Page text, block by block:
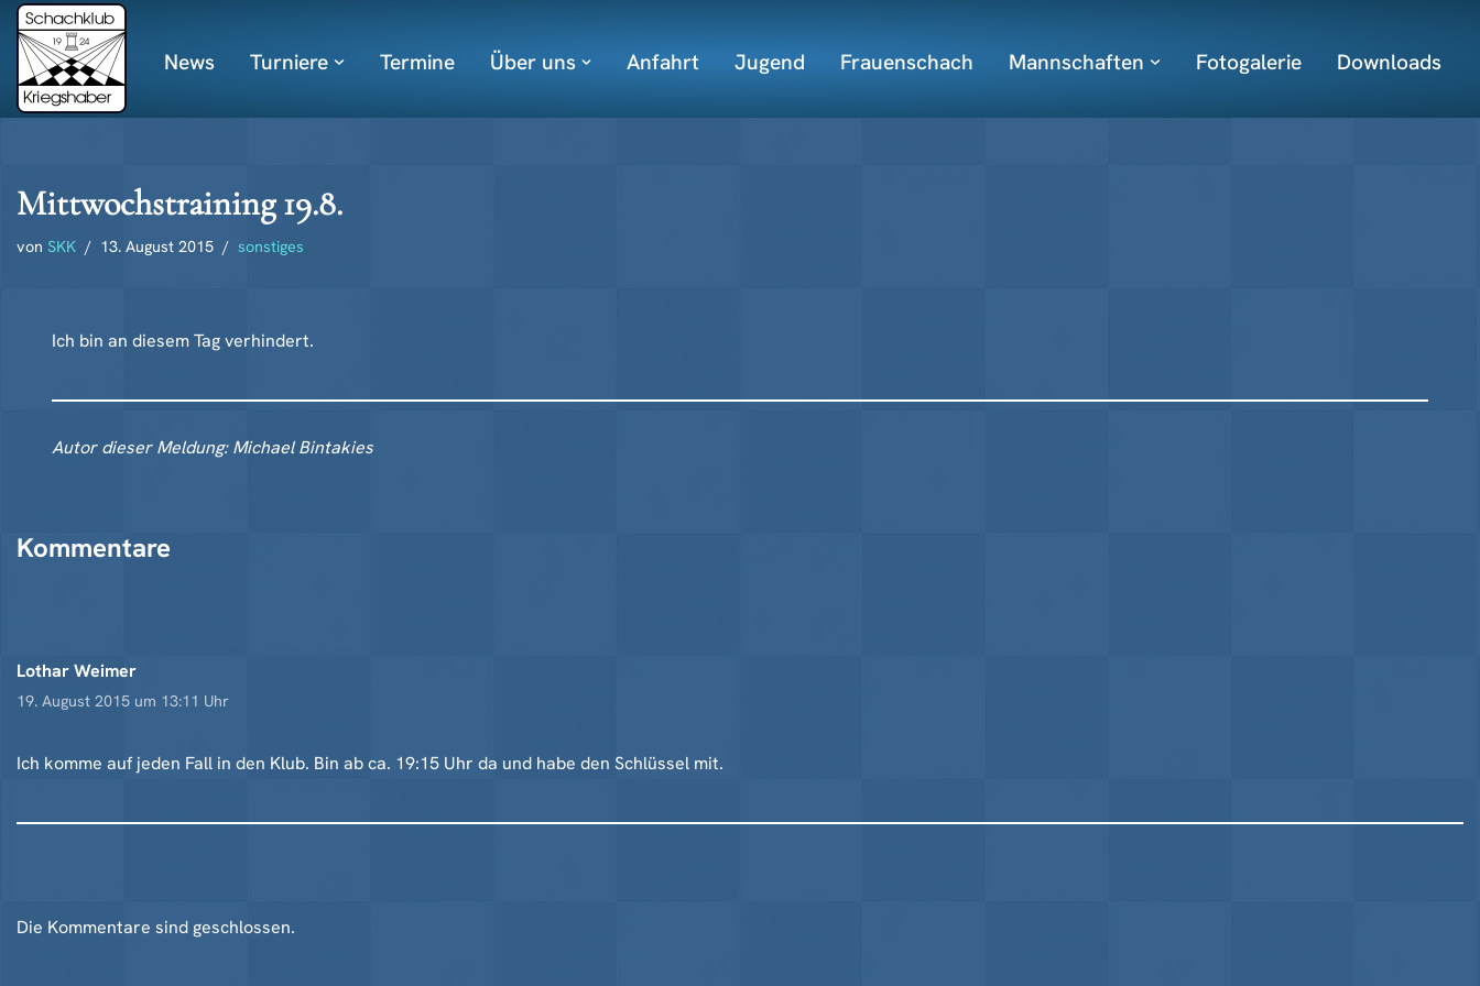
Zum
Inhalt
springen
News Turniere Termine Über uns Anfahrt Jugend Frauenschach Mannschaften Fotogalerie Downloads
Mittwochstraining 19.8.
von SKK 13. August 2015 sonstiges
Ich bin an diesem Tag verhindert.
Autor dieser Meldung: Michael Bintakies
Kommentare
Lothar Weimer
19. August 2015 um 13:11 Uhr
Ich komme auf jeden Fall in den Klub. Bin ab ca. 19:15 Uhr da und habe den Schlüssel mit.
Die Kommentare sind geschlossen.